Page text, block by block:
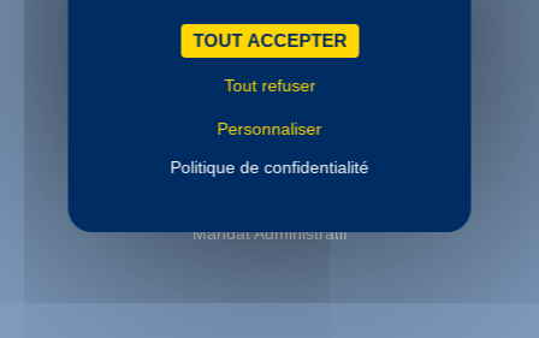
Mandat Administratif
TOUT ACCEPTER
Tout refuser
Personnaliser
Politique de confidentialité